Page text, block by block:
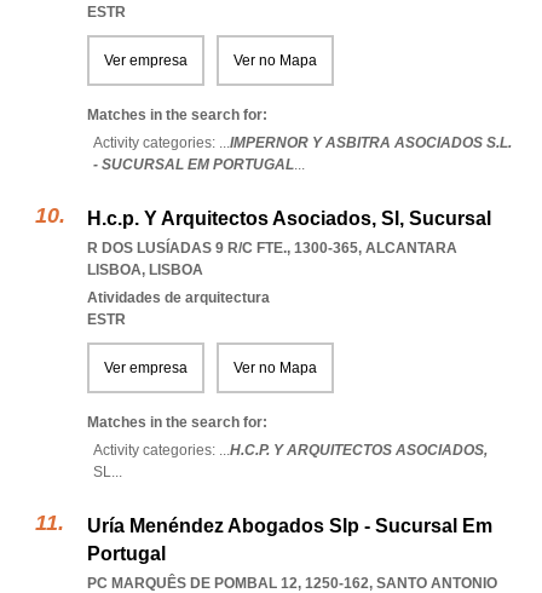
ESTR
Ver empresa Ver no Mapa
Matches in the search for:
Activity categories: ...IMPERNOR Y ASBITRA ASOCIADOS S.L.
- SUCURSAL EM PORTUGAL...
H.c.p. Y Arquitectos Asociados, Sl, Sucursal
R DOS LUSÍADAS 9 R/C FTE., 1300-365, ALCANTARA
LISBOA, LISBOA
Atividades de arquitectura
ESTR
Ver empresa Ver no Mapa
Matches in the search for:
Activity categories: ...H.C.P. Y ARQUITECTOS ASOCIADOS,
SL...
Uría Menéndez Abogados Slp - Sucursal Em
Portugal
PC MARQUÊS DE POMBAL 12, 1250-162, SANTO ANTONIO